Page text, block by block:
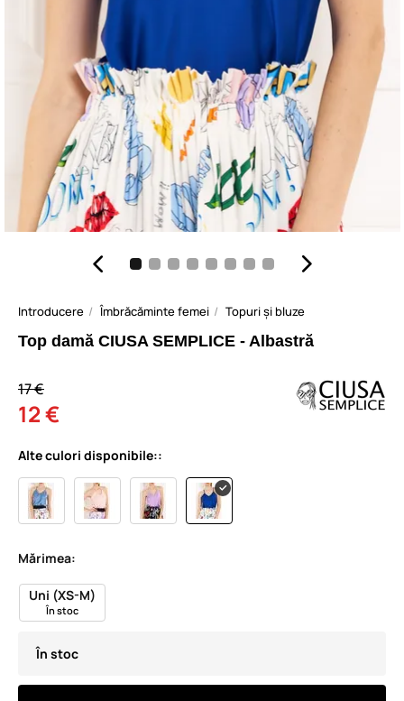
Introducere Îmbrăcăminte femei Topuri și bluze
Top damă CIUSA SEMPLICE - Albastră
17 €
12 €
Alte culori disponibile::
Mărimea:
Uni (XS-M)
În stoc
În stoc